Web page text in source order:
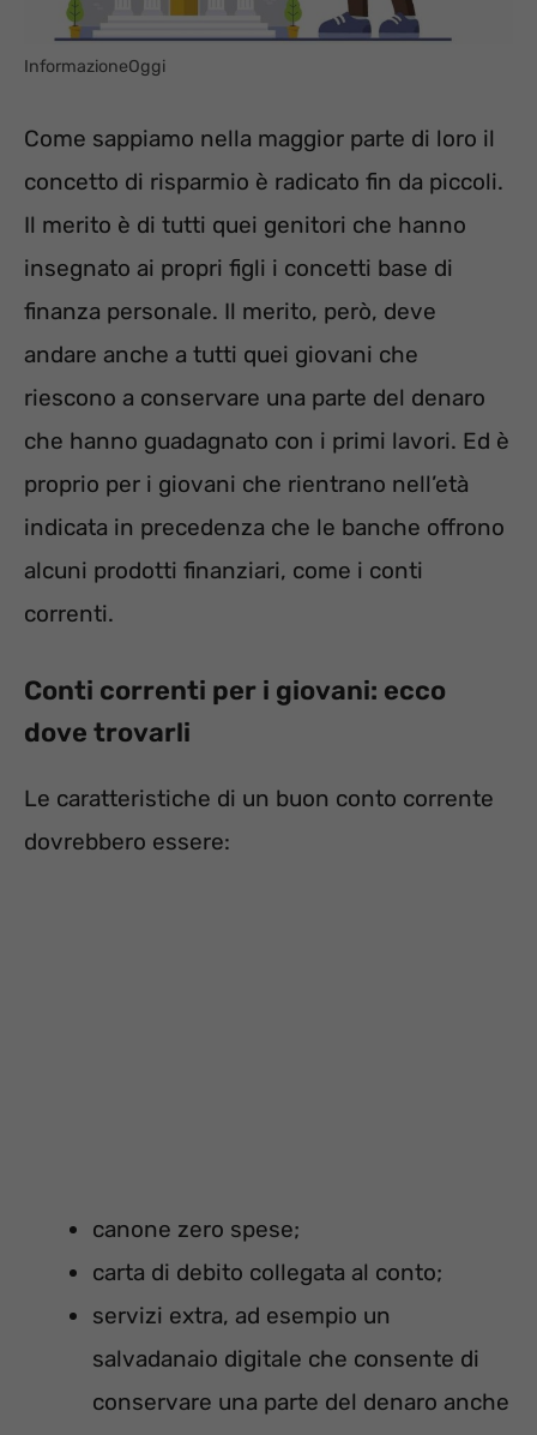
InformazioneOggi
Come sappiamo nella maggior parte di loro il
concetto di risparmio è radicato fin da piccoli.
Il merito è di tutti quei genitori che hanno
insegnato ai propri figli i concetti base di
finanza personale. Il merito, però, deve
andare anche a tutti quei giovani che
riescono a conservare una parte del denaro
che hanno guadagnato con i primi lavori. Ed è
proprio per i giovani che rientrano nell’età
indicata in precedenza che le banche offrono
alcuni prodotti finanziari, come i conti
correnti.
Conti correnti per i giovani: ecco
dove trovarli
Le caratteristiche di un buon conto corrente
dovrebbero essere:
canone zero spese;
carta di debito collegata al conto;
servizi extra, ad esempio un
salvadanaio digitale che consente di
conservare una parte del denaro anche